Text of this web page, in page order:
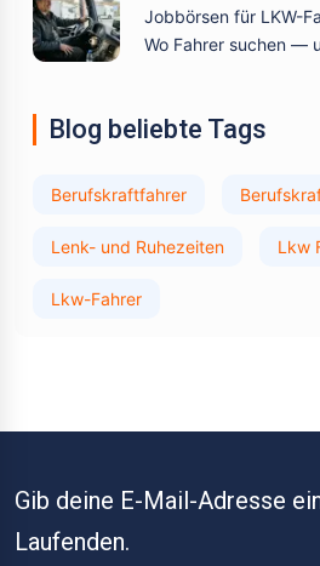
Jobbörsen für LKW-
Wo Fahrer suchen —
Blog beliebte Tags
Berufskraftfahrer
Lenk- und Ruhezeiten Lkw
Lkw-Fahrer
Gib deine E-Mail-Adresse
Laufenden.